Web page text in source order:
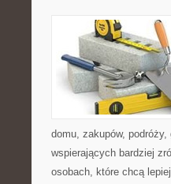
domu, zakupów,
wspierających bardziej
osobach, które chcą